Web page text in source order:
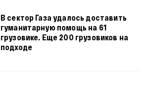
В сектор Газа удалось доставить
гуманитарную помощь на 61
грузовике. Еще 200 грузовиков на
подходе